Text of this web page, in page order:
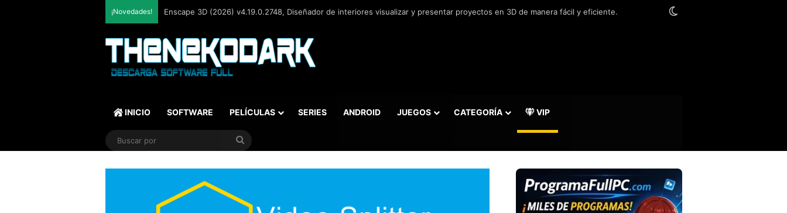
¡Novedades! Enscape 3D (2026) v4.19.0.2748, Diseñador de interiores visualizar y presentar proyectos en 3D de manera fácil y eficiente.
INICIO SOFTWARE PELÍCULAS SERIES ANDROID JUEGOS CATEGORÍA VIP
Buscar